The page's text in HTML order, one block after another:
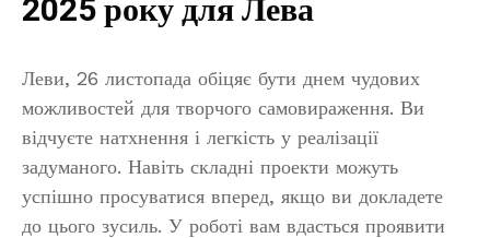
2025 року для Лева
Леви, 26 листопада обіцяє бути днем чудових
можливостей для творчого самовираження. Ви
відчуєте натхнення і легкість у реалізації
задуманого. Навіть складні проекти можуть
успішно просуватися вперед, якщо ви докладете
до цього зусиль. У роботі вам вдасться проявити